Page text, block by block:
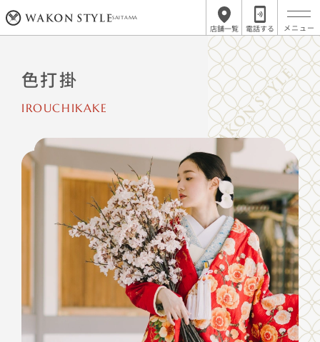
SAITAMA
店舗一覧 電話する
色打掛
IROUCHIKAKE